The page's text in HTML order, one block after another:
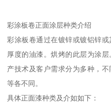
彩涂板卷正面涂层种类介绍
彩涂板卷通过在镀锌或镀铝锌
厚度的油漆。烘烤的此层为涂
产技术及客户需求分为多种，
等各不同。
具体正面漆种类及介如如下：